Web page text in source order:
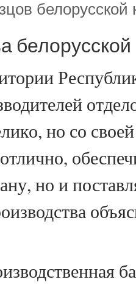
белорусской
белорусской
но со
но и